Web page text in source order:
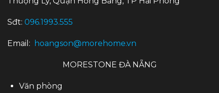
Sđt: 096.1993.555
Email: hoangson@morehome.vn
MORESTONE ĐÀ NẴNG
Văn phòng